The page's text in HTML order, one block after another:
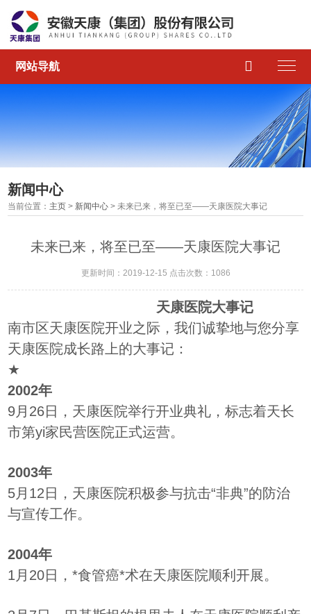
网站导航 
新闻中心
当前位置： 主页 > 新闻中心 > 未来已来，将至已至——天康医院大事记
未来已来，将至已至——天康医院大事记
更新时间：2019-12-15 点击次数：1086
天康医院大事记
南市区天康医院开业之际，我们诚挚地与您分享
天康医院成长路上的大事记：
★
2002年
9月26日，天康医院举行开业典礼，标志着天长
市第yi家民营医院正式运营。
2003年
5月12日，天康医院积极参与抗击“非典”的防治
与宣传工作。
2004年
1月20日，*食管癌*术在天康医院顺利开展。